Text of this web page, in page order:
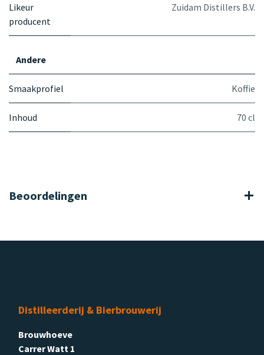
Likeur
producent
Zuidam Distillers B.V.
Andere
Smaakprofiel Koffie
Inhoud 70 cl
Beoordelingen
Distilleerderij & Bierbrouwerij
Brouwhoeve
Carrer Watt 1